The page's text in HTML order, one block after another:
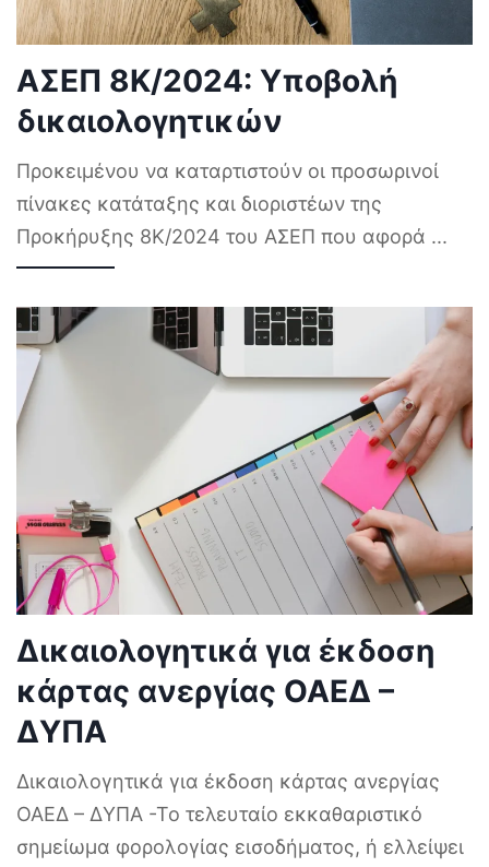
ΑΣΕΠ 8Κ/2024: Υποβολή
δικαιολογητικών
Προκειμένου να καταρτιστούν οι προσωρινοί
πίνακες κατάταξης και διοριστέων της
Προκήρυξης 8Κ/2024 του ΑΣΕΠ που αφορά ...
Δικαιολογητικά για έκδοση
κάρτας ανεργίας ΟΑΕΔ –
ΔΥΠΑ
Δικαιολογητικά για έκδοση κάρτας ανεργίας
ΟΑΕΔ – ΔΥΠΑ -Το τελευταίο εκκαθαριστικό
σημείωμα φορολογίας εισοδήματος, ή ελλείψει